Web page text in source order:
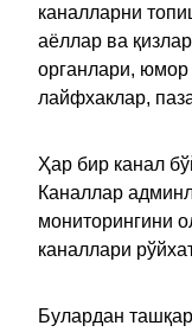
каналларни
аёллар ва
органлари, юмор
лайфхаклар,
Ҳар бир канал
Каналлар
мониторингини
каналлари
Булардан